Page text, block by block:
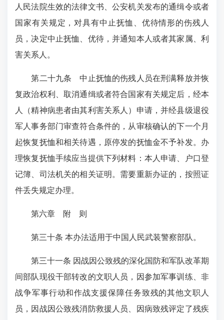
人民法院生效的法律文书、公安机关发布的通缉令或者
国家有关规定，对具有中止抚恤、优待情形的伤残人
员，决定中止抚恤、优待，并通知本人或者其家属、利
害关系人。
第二十九条 中止抚恤的伤残人员在刑满释放并恢
复政治权利、取消通缉或者符合国家有关规定后，经本
人（精神病患者由其利害关系人）申请，并经县级退役
军人事务部门审查符合条件的，从审核确认的下一个月
起恢复抚恤和相关待遇，原停发的抚恤金不予补发。办
理恢复抚恤手续应当提供下列材料：本人申请、户口登
记簿、司法机关的相关证明。需要重新办证的，按照证
件丢失规定办理。
第六章 附 则
第三十条 本办法适用于中国人民武装警察部队。
第三十一条 因战因公致残的深化国防和军队改革期
间部队现役干部转改的文职人员，因参加军事训练、非
战争军事行动和作战支援保障任务致残的其他文职人
员，因战因公致残消防救援人员、因病致残评定了残疾